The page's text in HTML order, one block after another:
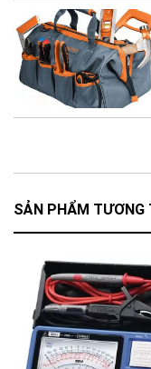
SẢN PHẨM TƯƠNG